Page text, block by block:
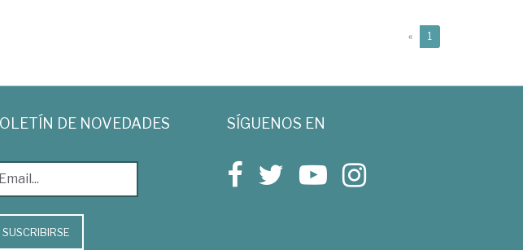
« 1
DE NOVEDADES
SUSCRIBIRSE
SÍGUENOS EN